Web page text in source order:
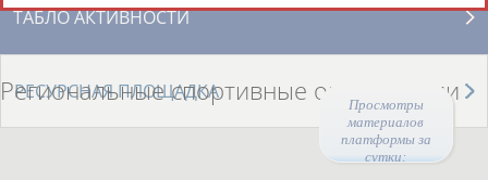
Просмотры
материалов
платформы за
сутки:
ТАБЛО АКТИВНОСТИ
РЕСУРСНАЯ ПЛОЩАДКА
Региональные спортивные организации